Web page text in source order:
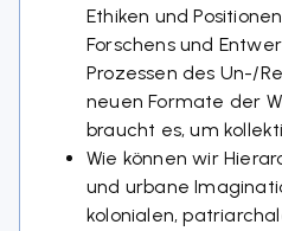
Ethiken und
Forschens und
Prozessen des Un-/
neuen Formate der
braucht es, um
Wie können wir
und urbane
kolonialen,